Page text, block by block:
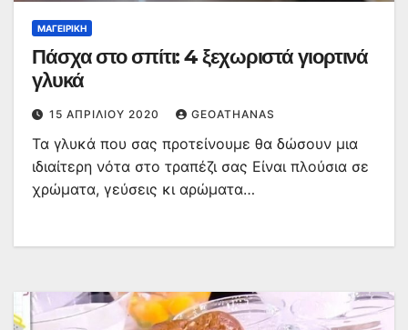
ΜΑΓΕΙΡΙΚΉ
Πάσχα στο σπίτι: 4 ξεχωριστά γιορτινά
γλυκά
15 ΑΠΡΙΛΊΟΥ 2020 GEOATHANAS
Τα γλυκά που σας προτείνουμε θα δώσουν μια
ιδιαίτερη νότα στο τραπέζι σας Είναι πλούσια σε
χρώματα, γεύσεις κι αρώματα…